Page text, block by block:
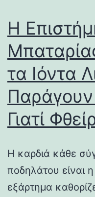
Η
τα Ιόντα
Παράγουν
Γιατί
Η καρδιά κάθε
ποδηλάτου είναι
εξάρτημα